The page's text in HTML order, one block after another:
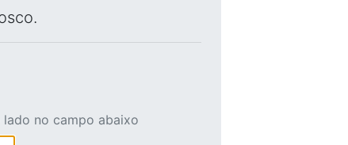
no campo abaixo